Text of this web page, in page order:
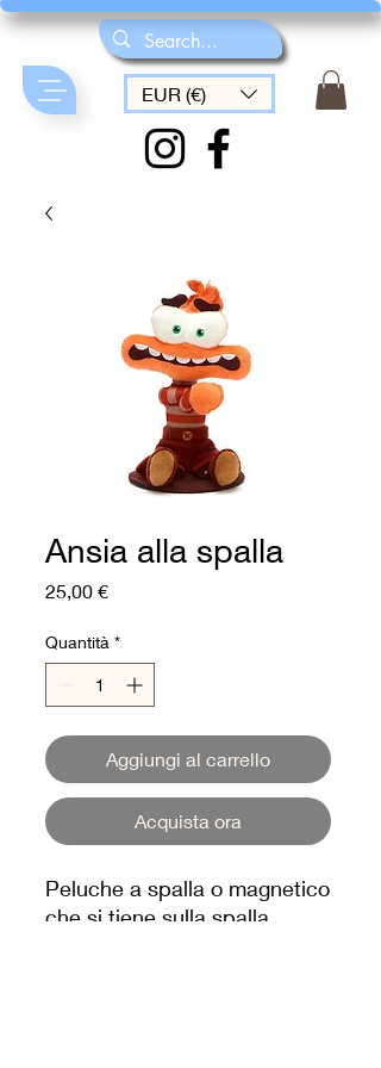
EUR (€)
Ansia alla spalla
25,00 €Prezzo
Quantità *
Aggiungi al carrello
Acquista ora
Peluche a spalla o magnetico
che si tiene sulla spalla